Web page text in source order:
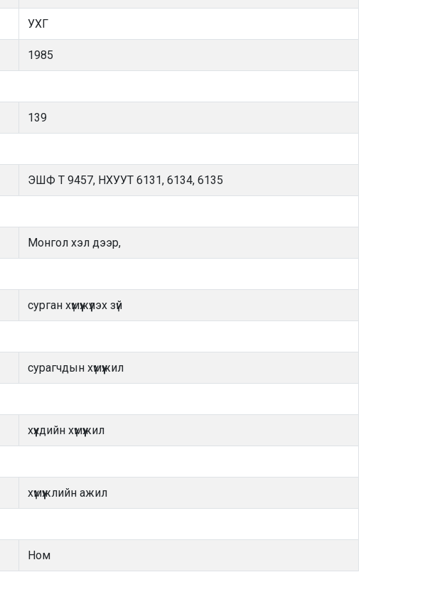
УХГ
1985
139
ЭШФ Т 9457, НХУУТ 6131, 6134, 6135
Монгол хэл дээр,
сурган хүмүүжүүлэх зүй
сурагчдын хүмүүжил
хүүхдийн хүмүүжил
хүмүүжлийн ажил
Ном